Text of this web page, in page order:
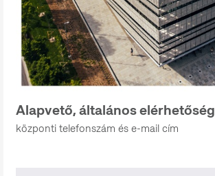
Alapvető, általános elérhetőség
központi telefonszám és e-mail cím